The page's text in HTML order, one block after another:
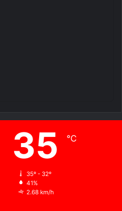
35 ℃
35º - 32º
41%
2.68 km/h